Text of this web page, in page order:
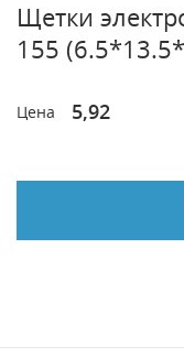
Щетки
155
Цена 5,92